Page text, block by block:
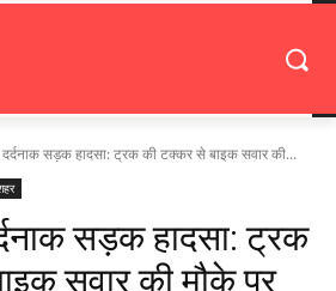
दर्दनाक सड़क हादसा: ट्रक की टक्कर से बाइक सवार की...
सड़क हादसा: ट्रक
सवार की मौके पर